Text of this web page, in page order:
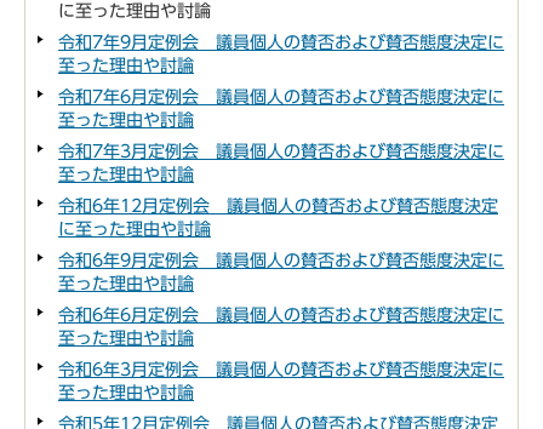
に至った理由や討論
令和7年9月定例会 議員個人の賛否および賛否態度決定に
至った理由や討論
令和7年6月定例会 議員個人の賛否および賛否態度決定に
至った理由や討論
令和7年3月定例会 議員個人の賛否および賛否態度決定に
至った理由や討論
令和6年12月定例会 議員個人の賛否および賛否態度決定
に至った理由や討論
令和6年9月定例会 議員個人の賛否および賛否態度決定に
至った理由や討論
令和6年6月定例会 議員個人の賛否および賛否態度決定に
至った理由や討論
令和6年3月定例会 議員個人の賛否および賛否態度決定に
至った理由や討論
令和5年12月定例会 議員個人の賛否および賛否態度決定